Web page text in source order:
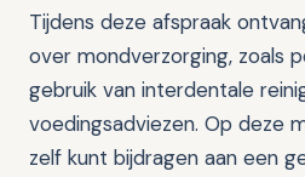
Tijdens deze afspraak
over mondverzorging, zoals
gebruik van interdentale
voedingsadviezen. Op deze
zelf kunt bijdragen aan een